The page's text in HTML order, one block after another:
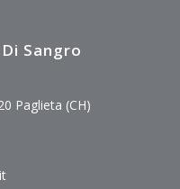
Sangro
Paglieta (CH)